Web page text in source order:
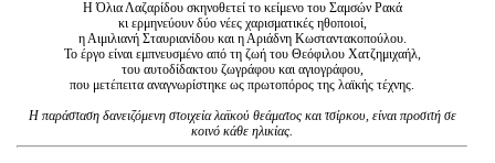
Η Όλια Λαζαρίδου σκηνοθετεί το κείμενο του Σαμσών Ρακά
κι ερμηνεύουν δύο νέες χαρισματικές ηθοποιοί,
η Αιμιλιανή Σταυριανίδου και η Αριάδνη Κωσταντακοπούλου.
Το έργο είναι εμπνευσμένο από τη ζωή του Θεόφιλου Χατζημιχαήλ,
του αυτοδίδακτου ζωγράφου και αγιογράφου,
που μετέπειτα αναγνωρίστηκε ως πρωτοπόρος της λαϊκής τέχνης.
H παράσταση δανειζόμενη στοιχεία λαϊκού θεάματος και τσίρκου, είναι προσιτή σε
κοινό κάθε ηλικίας.